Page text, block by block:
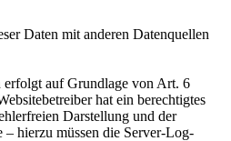
Daten mit anderen Datenquellen
erfolgt auf Grundlage von Art. 6
hat ein berechtigtes
Darstellung und der
– hierzu müssen die Server-Log-